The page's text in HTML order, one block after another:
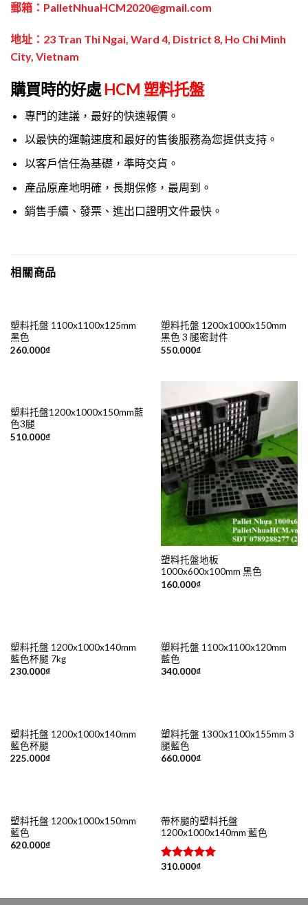
郵箱：PalletNhuaHCM2020@gmail.com
地址：23 Tran Thi Ngai, Ward 4, District 8, Ho Chi Minh
City, Vietnam
購買時的好處 HCM 塑料托盤
專門的建議，最好的快速報價。
以最快的運輸速度和最好的售後服務為您提供支持。
以客戶信任為基礎，準時交貨。
產品原產地明確，長期保修，最周到。
銷售手續、發票、進出口證明文件最快。
相關商品
塑料托盤 1100x1100x125mm
黑色
260.000₫
塑料托盤 1200x1000x150mm
黑色 3 腿密封件
550.000₫
塑料托盤1200x1000x150mm藍
色3腿
510.000₫
塑料托盤地板
1000x600x100mm 黑色
160.000₫
塑料托盤 1200x1000x140mm
藍色杯腿 7kg
230.000₫
塑料托盤 1100x1100x120mm
藍色
340.000₫
塑料托盤 1200x1000x140mm
藍色杯腿
225.000₫
塑料托盤 1300x1100x155mm 3
腿藍色
660.000₫
塑料托盤 1200x1000x150mm
藍色
620.000₫
帶杯腿的塑料托盤
1200x1000x140mm 藍色
評分5.00
310.000₫